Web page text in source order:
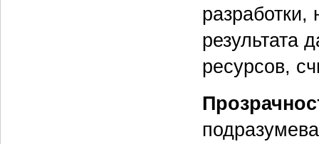
результата
ресурсов,